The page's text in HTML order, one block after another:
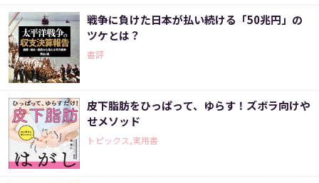
戦争に負けた日本が払い続ける「50兆円」の
ツケとは？
書評
皮下脂肪をひっぱって、ゆらす！ズボラ向けや
せメソッド
トピックス,実用書